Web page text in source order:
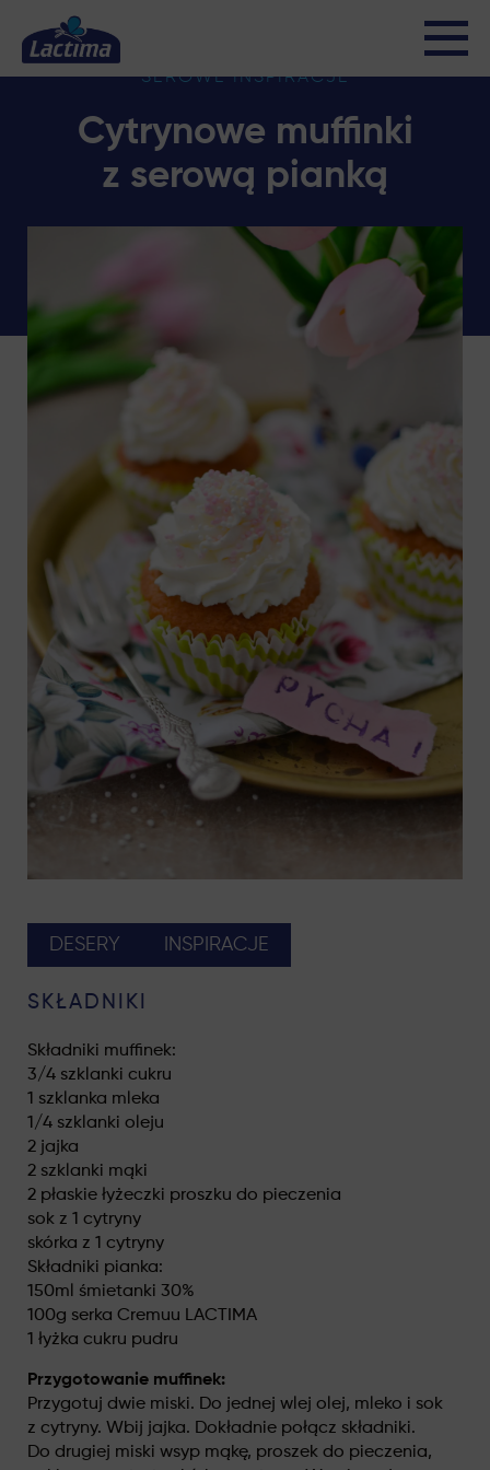
SEROWE INSPIRACJE
Cytrynowe muffinki
z serową pianką
SKŁADNIKI
Składniki muffinek:
3/4 szklanki cukru
1 szklanka mleka
1/4 szklanki oleju
2 jajka
2 szklanki mąki
2 płaskie łyżeczki proszku do pieczenia
sok z 1 cytryny
skórka z 1 cytryny
Składniki pianka:
150ml śmietanki 30%
100g serka Cremuu LACTIMA
1 łyżka cukru pudru
DESERY INSPIRACJE
Przygotowanie muffinek:
Przygotuj dwie miski. Do jednej wlej olej, mleko i sok
z cytryny. Wbij jajka. Dokładnie połącz składniki.
Do drugiej miski wsyp mąkę, proszek do pieczenia,